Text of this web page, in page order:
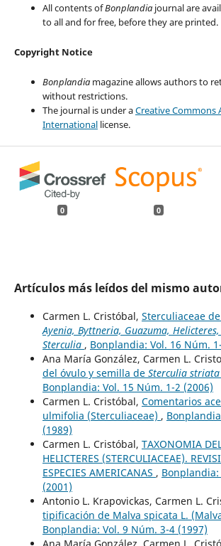
All contents ofBonplandiajournal are
to all and for free, before they are printed.
Copyright Notice
Bonplandiamagazine allows authors to
without restrictions.
The journal is under aCreative Commons
Internationallicense.
0 0
Artículos más leídos del mismo
Carmen L. Cristóbal, Sterculiaceae
Ayenia, Byttneria, Guazuma,
Sterculia , Bonplandia: Vol. 16 Núm.
Ana María González, Carmen L.
del óvulo y semilla de Sterculia striata
Bonplandia: Vol. 15 Núm. 1-2 (2006)
Carmen L. Cristóbal, Comentarios
ulmifolia (Sterculiaceae) ,
(1989)
Carmen L. Cristóbal, TAXONOMIA
HELICTERES (STERCULIACEAE).
ESPECIES AMERICANAS ,
(2001)
Antonio L. Krapovickas, Carmen L.
tipificación de Malva spicata L.
Bonplandia: Vol. 9 Núm. 3-4 (1997)
Ana María González, Carmen L.